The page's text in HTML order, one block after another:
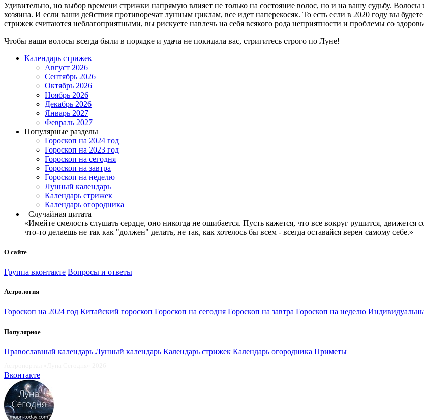
Удивительно, но выбор времени стрижки напрямую влияет не только на состояние волос, но и на вашу судьбу. Волосы
хозяина. И если ваши действия противоречат лунным циклам, все идет наперекосяк. То есть если в 2020 году вы
стрижек считаются неблагоприятными, вы рискуете навлечь на себя всякого рода неприятности и проблемы со
Чтобы ваши волосы всегда были в порядке и удача не покидала вас, стригитесь строго по Луне!
Календарь стрижек
Август 2026
Сентябрь 2026
Октябрь 2026
Ноябрь 2026
Декабрь 2026
Январь 2027
Февраль 2027
Популярные разделы
Гороскоп на 2024 год
Гороскоп на 2023 год
Гороскоп на сегодня
Гороскоп на завтра
Гороскоп на неделю
Лунный календарь
Календарь стрижек
Календарь огородника
Случайная цитата
«Имейте смелость слушать сердце, оно никогда не ошибается. Пусть кажется, что все вокруг рушится, движется
что-то делаешь не так как "должен" делать, не так, как хотелось бы всем - всегда оставайся верен самому себе.»
О сайте
Группа вконтакте Вопросы и ответы
Астрология
Гороскоп на 2024 год Китайский гороскоп Гороскоп на сегодня Гороскоп на завтра Гороскоп на неделю
Популярное
Православный календарь Лунный календарь Календарь стрижек Календарь огородника Приметы
Вконтакте